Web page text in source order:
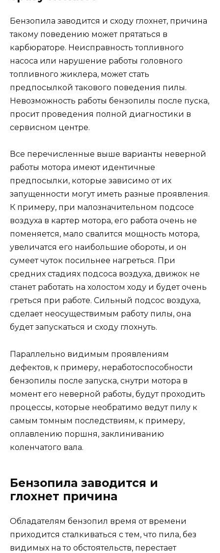
Бензопила заводится и сходу глохнет, причина
такому поведению может прятаться в
карбюраторе. Неисправность топливного
насоса или нарушение работы головного
топливного жиклера, может стать
предпосылкой такового поведения пилы.
Невозможность работы бензопилы после пуска,
просит проведения полной диагностики в
сервисном центре.
Все перечисленные выше варианты неверной
работы мотора имеют идентичные
предпосылки, которые зависимо от их
запущенности могут иметь разные проявления.
К примеру, при малозначительном подсосе
воздуха в картер мотора, его работа очень не
поменяется, мало свалится мощность мотора,
увеличатся его наибольшие обороты, и он
сумеет чуток посильнее нагреться. При
средних стадиях подсоса воздуха, движок не
станет работать на холостом ходу и будет очень
греться при работе. Сильный подсос воздуха,
сделает неосуществимым работу пилы, она
будет запускаться и сходу глохнуть.
Параллельно видимым проявлениям
дефектов, к примеру, неработоспособности
бензопилы после запуска, снутри мотора в
момент его неверной работы, будут проходить
процессы, которые необратимо ведут пилу к
самым томным последствиям, к примеру,
оплавлению поршня, заклиниванию
коленчатого вала.
Бензопила заводится и
глохнет причина
Обладателям бензопил время от времени
приходится сталкиваться с тем, что пила, без
видимых на то обстоятельств, перестает